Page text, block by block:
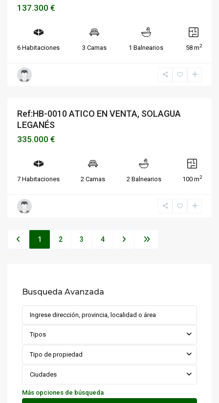
137.300 €
6 Habitaciones 3 Camas 1 Balnearios 58 m2
Destacado Vivienda Reservado VENDIDOS O ALQUILADOS
Ref:HB-0010 ATICO EN VENTA, SOLAGUA
LEGANÉS
335.000 €
7 Habitaciones 2 Camas 2 Balnearios 100 m2
1 2 3 4
Busqueda Avanzada
Tipos
Tipo de propiedad
Ciudades
Más opciones de búsqueda